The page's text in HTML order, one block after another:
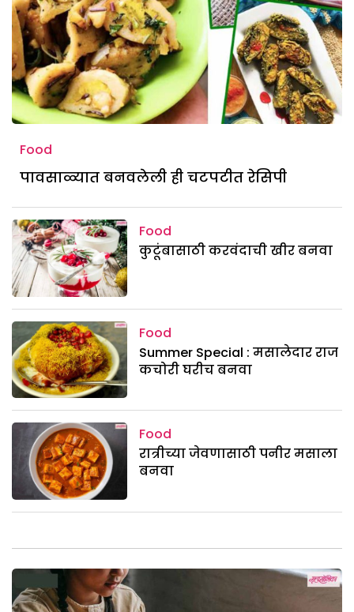
Food
पावसाळ्यात बनवलेली ही चटपटीत रेसिपी
Food
कुटूंबासाठी करवंदाची खीर बनवा
Food
Summer Special : मसालेदार राज
कचोरी घरीच बनवा
Food
रात्रीच्या जेवणासाठी पनीर मसाला
बनवा